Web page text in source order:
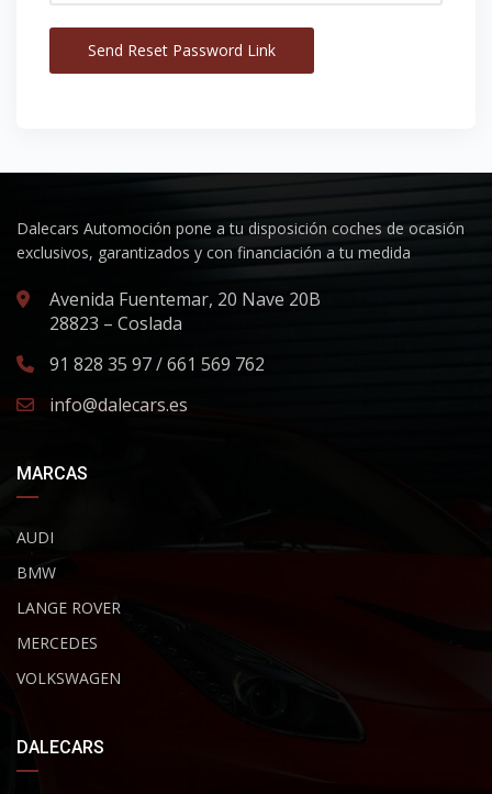
Dalecars Automoción pone a tu disposición coches de ocasión
exclusivos, garantizados y con financiación a tu medida
Avenida Fuentemar, 20 Nave 20B
28823 – Coslada
91 828 35 97 / 661 569 762
info@dalecars.es
MARCAS
AUDI
BMW
LANGE ROVER
MERCEDES
VOLKSWAGEN
DALECARS